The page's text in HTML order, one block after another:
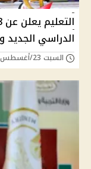
الدراسي
السبت 23/أغسطس/2025 - 02:42 م